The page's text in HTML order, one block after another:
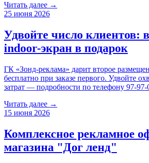
Читать далее →
25 июня 2026
Удвойте число клиентов:
indoor-экран в подарок
ГК «Зонд-реклама» дарит второе
бесплатно при заказе первого. Удвойте
затрат — подробности по телефону 97-97-
Читать далее →
15 июня 2026
Комплексное рекламное
магазина "Дог ленд"